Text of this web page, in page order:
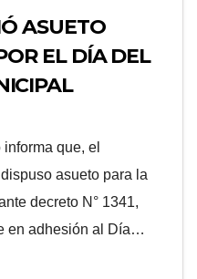
ASUETO
EL DÍA DEL
que, el
asueto para la
decreto N° 1341,
en adhesión al Día…